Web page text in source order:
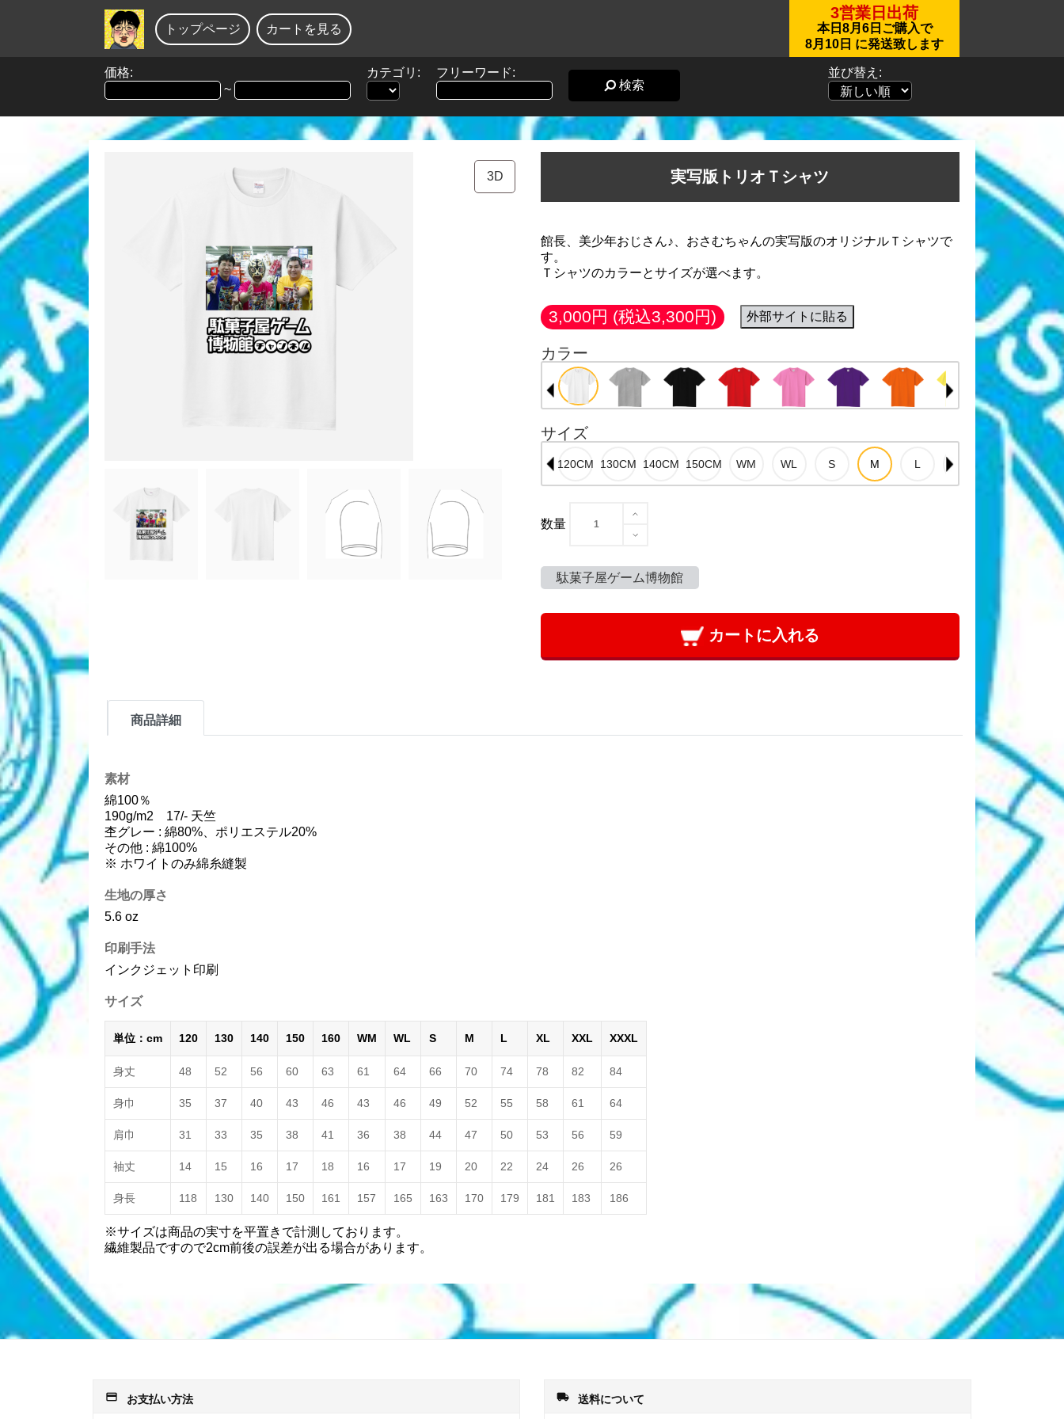
トップページ カートを見る
3営業日出荷
本日 8月6日 ご購入で
8月10日 に発送致します
価格:
~
カテゴリ:
フリーワード:
検索
並び替え:
3D 実写版トリオＴシャツ
館長、美少年おじさん♪、おさむちゃんの実写版のオリジナルＴシャツで
す。
Ｔシャツのカラーとサイズが選べます。
3,000円 (税込3,300円) 外部サイトに貼る
カラー
サイズ
数量
駄菓子屋ゲーム博物館
カートに入れる
商品詳細
素材
綿100％
190g/m2 17/- 天竺
杢グレー : 綿80%、ポリエステル20%
その他 : 綿100%
※ ホワイトのみ綿糸縫製
生地の厚さ
5.6 oz
印刷手法
インクジェット印刷
サイズ
単位：cm 120 130 140 150 160 WM WL S M L XL XXL XXXL
身丈 48 52 56 60 63 61 64 66 70 74 78 82 84
身巾 35 37 40 43 46 43 46 49 52 55 58 61 64
肩巾 31 33 35 38 41 36 38 44 47 50 53 56 59
袖丈 14 15 16 17 18 16 17 19 20 22 24 26 26
身長 118 130 140 150 161 157 165 163 170 179 181 183 186
※サイズは商品の実寸を平置きで計測しております。
繊維製品ですので2cm前後の誤差が出る場合があります。
payment お支払い方法 local_shipping 送料について